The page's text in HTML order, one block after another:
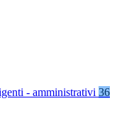
- amministrativi 36